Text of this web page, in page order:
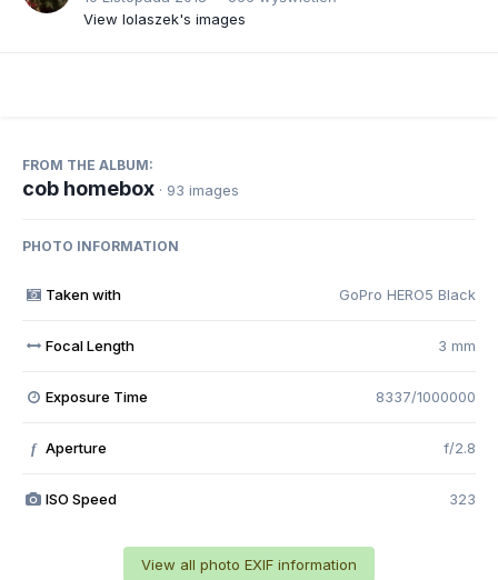
View lolaszek's images
FROM THE ALBUM:
cob homebox · 93 images
PHOTO INFORMATION
Taken with GoPro HERO5 Black
Focal Length 3 mm
Exposure Time 8337/1000000
f Aperture f/2.8
ISO Speed 323
View all photo EXIF information